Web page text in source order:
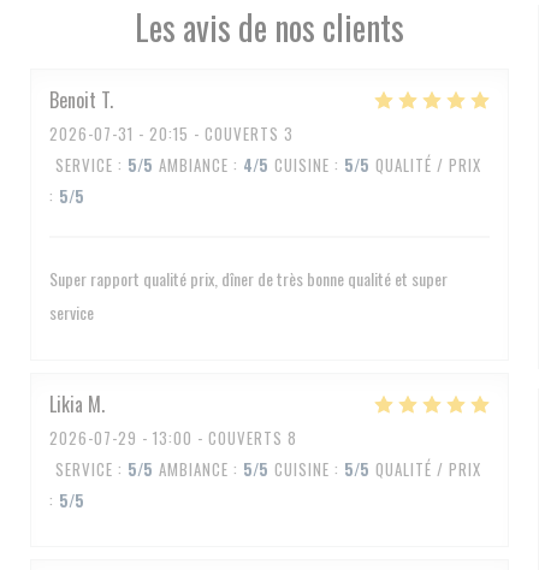
Les avis de nos clients
Benoit T
2026-07-31 - 20:15 - COUVERTS 3
SERVICE : 5/5 AMBIANCE : 4/5 CUISINE : 5/5 QUALITÉ / PRIX
: 5/5
Super rapport qualité prix, dîner de très bonne qualité et super
service
Likia M
2026-07-29 - 13:00 - COUVERTS 8
SERVICE : 5/5 AMBIANCE : 5/5 CUISINE : 5/5 QUALITÉ / PRIX
: 5/5